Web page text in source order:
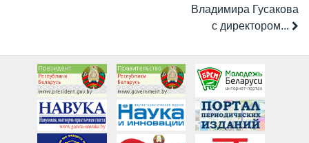
Владимира Гусакова
с директором...